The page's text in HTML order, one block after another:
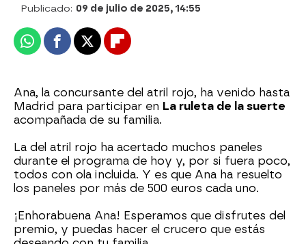
Publicado: 09 de julio de 2025, 14:55
WhatsappFacebook
X Flipboard
Ana, la concursante del atril rojo, ha venido hasta
Madrid para participar en La ruleta de la suerte
acompañada de su familia.
La del atril rojo ha acertado muchos paneles
durante el programa de hoy y, por si fuera poco,
todos con ola incluida. Y es que Ana ha resuelto
los paneles por más de 500 euros cada uno.
¡Enhorabuena Ana! Esperamos que disfrutes del
premio, y puedas hacer el crucero que estás